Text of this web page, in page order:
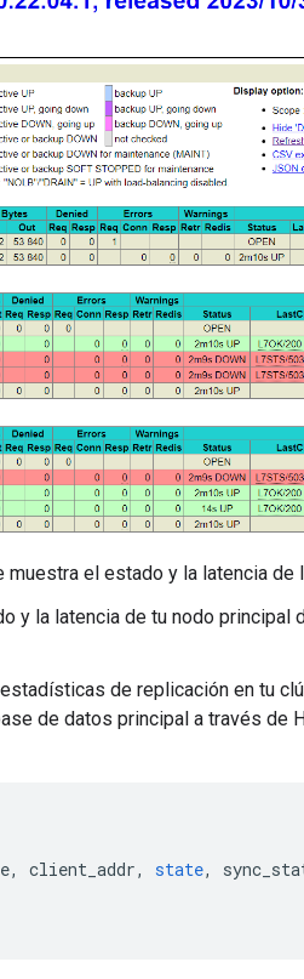
muestra el estado y la latencia de
y la latencia de tu nodo principal
de replicación en tu
de datos principal a través de
, client_addr, state,